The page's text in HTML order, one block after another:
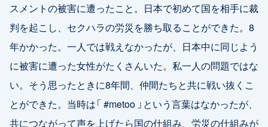
スメントの被害に遭ったこと。日本で初めて国を相手に裁
判を起こし、セクハラの労災を勝ち取ることができた。8
年かかった。一人では戦えなかったが、日本中に同じよう
に被害に遭った女性がたくさんいた。私一人の問題ではな
い。そう思ったときに8年間、仲間たちと共に戦い抜くこ
とができた。当時は「 #metoo 」という言葉はなかったが、
共につながって声を上げたら国の仕組み、労災の仕組みが